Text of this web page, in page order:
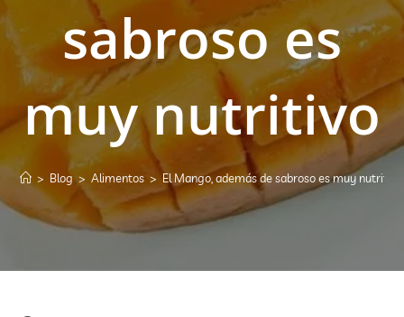
sabroso es
muy nutritivo
> Blog > Alimentos > El Mango, además de sabroso es muy nutritivo